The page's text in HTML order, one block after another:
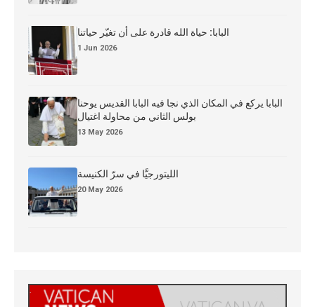
البابا: حياة الله قادرة على أن تغيّر حياتنا
1 Jun 2026
البابا يركع في المكان الذي نجا فيه البابا القديس يوحنا
بولس الثاني من محاولة اغتيال
13 May 2026
الليتورجيَّا في سرّ الكنيسة
20 May 2026